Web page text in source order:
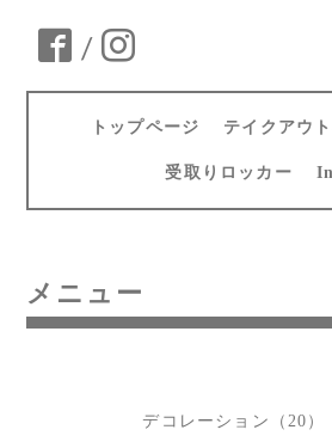
/
トップページ テイクアウ
受取りロッカー
メニュー
デコレーション（20）